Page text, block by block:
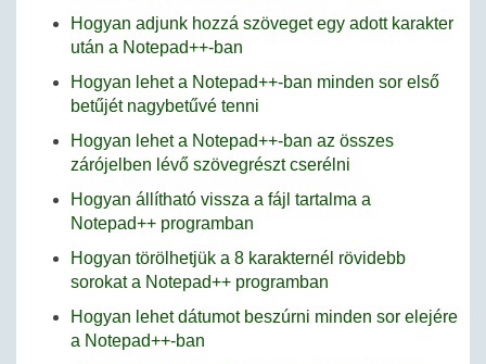
Hogyan adjunk hozzá szöveget egy adott karakter
után a Notepad++-ban
Hogyan lehet a Notepad++-ban minden sor első
betűjét nagybetűvé tenni
Hogyan lehet a Notepad++-ban az összes
zárójelben lévő szövegrészt cserélni
Hogyan állítható vissza a fájl tartalma a
Notepad++ programban
Hogyan törölhetjük a 8 karakternél rövidebb
sorokat a Notepad++ programban
Hogyan lehet dátumot beszúrni minden sor elejére
a Notepad++-ban